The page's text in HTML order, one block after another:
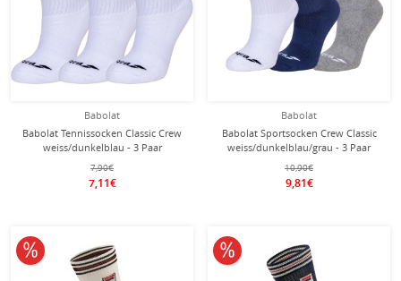
Babolat
Babolat Tennissocken Classic Crew
weiss/dunkelblau - 3 Paar
7,90€
7,11€
Babolat
Babolat Sportsocken Crew Classic
weiss/dunkelblau/grau - 3 Paar
10,90€
9,81€
10% reduziert 10% reduziert